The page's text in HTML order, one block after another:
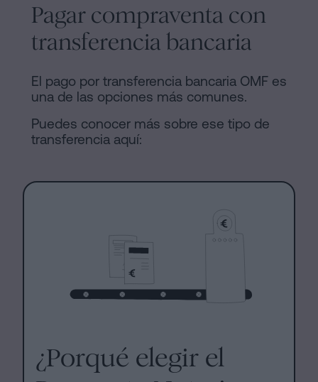
Pagar compraventa con
transferencia bancaria
El pago por transferencia bancaria OMF es
una de las opciones más comunes.
Puedes conocer más sobre ese tipo de
transferencia aquí:
¿Porqué elegir el